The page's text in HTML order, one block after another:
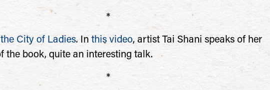
*
City of Ladies. In this video, artist Tai Shani speaks of her
the book, quite an interesting talk.
*